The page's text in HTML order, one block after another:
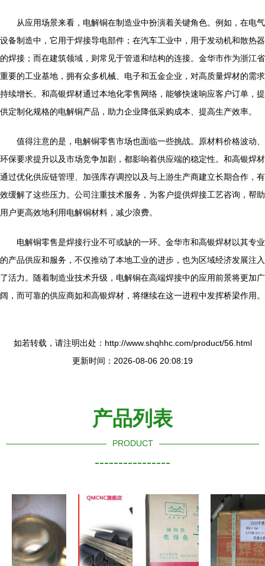
从应用场景来看，电解铜在制造业中扮演着关键角色。例如，在电气
设备制造中，它用于焊接导电部件；在汽车工业中，用于发动机和散热器
的焊接；而在建筑领域，则常见于管道和结构的连接。金华市作为浙江省
重要的工业基地，拥有众多机械、电子和五金企业，对高质量焊材的需求
持续增长。和高银焊材通过本地化零售网络，能够快速响应客户订单，提
供定制化规格的电解铜产品，助力企业降低采购成本、提高生产效率。
值得注意的是，电解铜零售市场也面临一些挑战。原材料价格波动、
环保要求提升以及市场竞争加剧，都影响着供应端的稳定性。和高银焊材
通过优化供应链管理、加强库存调控以及与上游生产商建立长期合作，有
效缓解了这些压力。公司注重技术服务，为客户提供焊接工艺咨询，帮助
用户更高效地利用电解铜材料，减少浪费。
电解铜零售是焊接行业不可或缺的一环。金华市和高银焊材以其专业
的产品供应和服务，不仅推动了本地工业的进步，也为区域经济发展注入
了活力。随着制造业技术升级，电解铜在高端焊接中的应用前景将更加广
阔，而可靠的供应商如和高银焊材，将继续在这一进程中发挥桥梁作用。
如若转载，请注明出处：http://www.shqhhc.com/product/56.html
更新时间：2026-08-06 20:08:19
产品列表
PRODUCT
----------------